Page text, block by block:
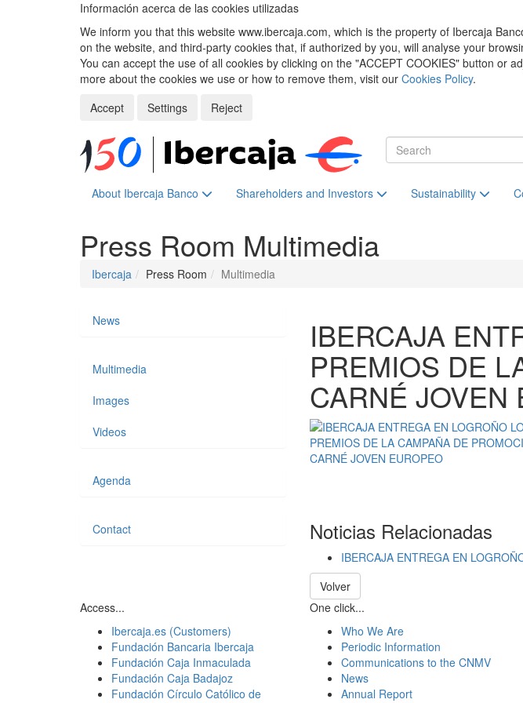
Información acerca de las cookies utilizadas
We inform you that this website www.ibercaja.com, which is the property of Ibercaja
on the website, and third-party cookies that, if authorized by you, will analyse your
You can accept the use of all cookies by clicking on the "ACCEPT COOKIES" button or
more about the cookies we use or how to remove them, visit our Cookies Policy.
Accept
Settings
Reject
About Ibercaja Banco Shareholders and Investors Sustainability
Press Room Multimedia
Ibercaja Press Room Multimedia
IBERCAJA
PREMIOS DE
CARNÉ JOVEN
Noticias Relacionadas
IBERCAJA ENTREGA EN
Volver
News
Multimedia
Images
Videos
Agenda
Contact
Access...
Ibercaja.es (Customers)
Fundación Bancaria Ibercaja
Fundación Caja Inmaculada
Fundación Caja Badajoz
Fundación Círculo Católico de
One click...
Who We Are
Periodic Information
Communications to the CNMV
News
Annual Report